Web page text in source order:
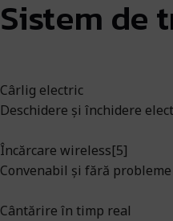
Sistem de
Cârlig electric
Deschidere și închidere
Încărcare wireless[5]
Convenabil și fără probleme
Cântărire în timp real